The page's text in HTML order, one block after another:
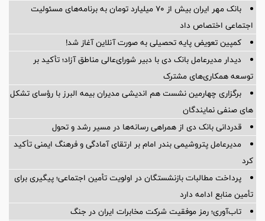
بانک مهر ایران بیش از ۷۰ میلیارد تومان به برنامه‌های مسئولیت
اجتماعی اختصاص داد
کمپین تعویض پایه تحصیلی به صورت آنلاین آغاز شد!
دیدار مدیرعامل بانک دی با دبیر شورای‌عالی مناطق آزاد؛ تأکید بر
توسعه همکاری‌های مشترک
برگزاری چهارمین نشست هم اندیشی مدیران بیمه البرز با رؤسای تشکل
های صنفی نمایندگان
قدردانی بانک دی از همراهی رسانه‌ها در مسیر رشد و تحول
مدیرعامل پتروشیمی بندر امام بر ارتقای آمادگی و فرهنگ ایمنی تأکید
کرد
پرداخت مطالبات بازنشستگان در اولویت تأمین اجتماعی؛ پیگیری برای
تأمین منابع ادامه دارد
تاب‌آوری؛ رمز موفقیت شرکت مخابرات ایران در جنگ